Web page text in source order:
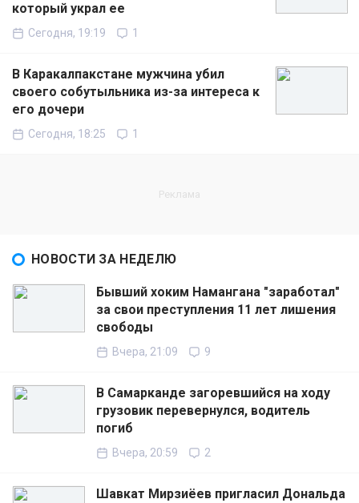
который украл ее
Сегодня, 19:19 1
В Каракалпакстане мужчина убил
своего собутыльника из-за интереса к
его дочери
Сегодня, 18:25 1
НОВОСТИ ЗА НЕДЕЛЮ
Бывший хоким Намангана "заработал"
за свои преступления 11 лет лишения
свободы
Вчера, 21:09 9
В Самарканде загоревшийся на ходу
грузовик перевернулся, водитель
погиб
Вчера, 20:59 2
Шавкат Мирзиёев пригласил Дональда